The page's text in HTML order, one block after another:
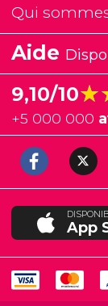
Qui
Aide
9,10/10
+5 000 000
App